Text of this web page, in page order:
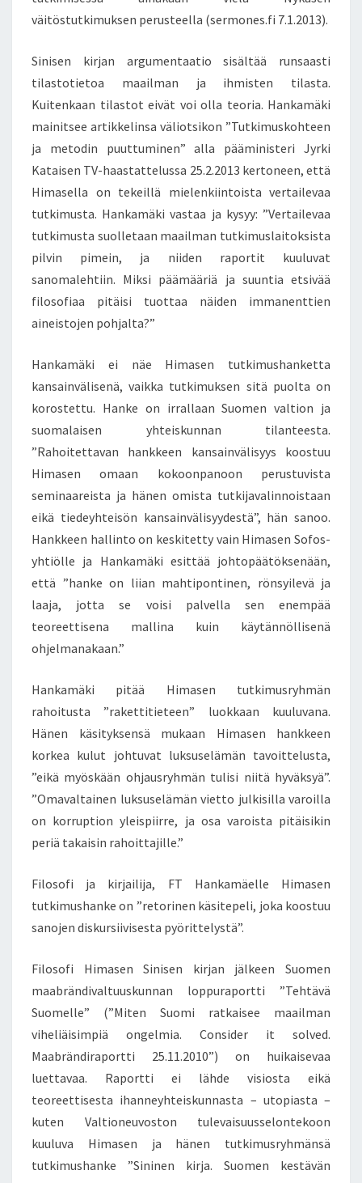
väitöstutkimuksen perusteella (sermones.fi 7.1.2013).
Sinisen kirjan argumentaatio sisältää runsaasti
tilastotietoa maailman ja ihmisten tilasta.
Kuitenkaan tilastot eivät voi olla teoria. Hankamäki
mainitsee artikkelinsa väliotsikon ”Tutkimuskohteen
ja metodin puuttuminen” alla pääministeri Jyrki
Kataisen TV-haastattelussa 25.2.2013 kertoneen, että
Himasella on tekeillä mielenkiintoista vertailevaa
tutkimusta. Hankamäki vastaa ja kysyy: ”Vertailevaa
tutkimusta suolletaan maailman tutkimuslaitoksista
pilvin pimein, ja niiden raportit kuuluvat
sanomalehtiin. Miksi päämääriä ja suuntia etsivää
filosofiaa pitäisi tuottaa näiden immanenttien
aineistojen pohjalta?”
Hankamäki ei näe Himasen tutkimushanketta
kansainvälisenä, vaikka tutkimuksen sitä puolta on
korostettu. Hanke on irrallaan Suomen valtion ja
suomalaisen yhteiskunnan tilanteesta.
”Rahoitettavan hankkeen kansainvälisyys koostuu
Himasen omaan kokoonpanoon perustuvista
seminaareista ja hänen omista tutkijavalinnoistaan
eikä tiedeyhteisön kansainvälisyydestä”, hän sanoo.
Hankkeen hallinto on keskitetty vain Himasen Sofos-
yhtiölle ja Hankamäki esittää johtopäätöksenään,
että ”hanke on liian mahtipontinen, rönsyilevä ja
laaja, jotta se voisi palvella sen enempää
teoreettisena mallina kuin käytännöllisenä
ohjelmanakaan.”
Hankamäki pitää Himasen tutkimusryhmän
rahoitusta ”rakettitieteen” luokkaan kuuluvana.
Hänen käsityksensä mukaan Himasen hankkeen
korkea kulut johtuvat luksuselämän tavoittelusta,
”eikä myöskään ohjausryhmän tulisi niitä hyväksyä”.
”Omavaltainen luksuselämän vietto julkisilla varoilla
on korruption yleispiirre, ja osa varoista pitäisikin
periä takaisin rahoittajille.”
Filosofi ja kirjailija, FT Hankamäelle Himasen
tutkimushanke on ”retorinen käsitepeli, joka koostuu
sanojen diskursiivisesta pyörittelystä”.
Filosofi Himasen Sinisen kirjan jälkeen Suomen
maabrändivaltuuskunnan loppuraportti ”Tehtävä
Suomelle” (”Miten Suomi ratkaisee maailman
viheliäisimpiä ongelmia. Consider it solved.
Maabrändiraportti 25.11.2010”) on huikaisevaa
luettavaa. Raportti ei lähde visiosta eikä
teoreettisesta ihanneyhteiskunnasta – utopiasta –
kuten Valtioneuvoston tulevaisuusselontekoon
kuuluva Himasen ja hänen tutkimusryhmänsä
tutkimushanke ”Sininen kirja. Suomen kestävän